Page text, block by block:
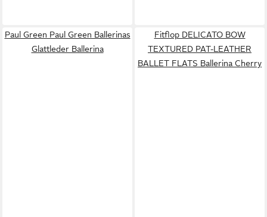
Paul Green Paul Green Ballerinas
Glattleder Ballerina
Fitflop DELICATO BOW
TEXTURED PAT-LEATHER
BALLET FLATS Ballerina Cherry